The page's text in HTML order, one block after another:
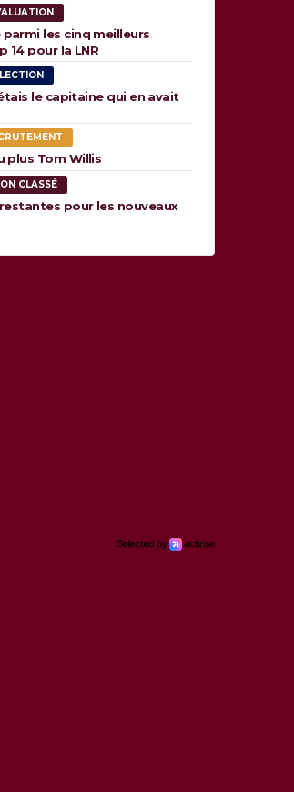
les cinq meilleurs
14 pour la LNR
le capitaine qui en avait
plus Tom Willis
CLASSÉ
pour les nouveaux